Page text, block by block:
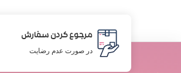
مرجوع کردن سفارش
در صورت عدم رضایت